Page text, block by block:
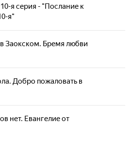
1 186-я серия - "Что значит
нет. Евангелие от Луки
523-я серия - "Как
в семье"
Дух Святой, дающий
я серия - "Послание к
я"
Заокском. Бремя любви
Добро пожаловать в
нет. Евангелие от